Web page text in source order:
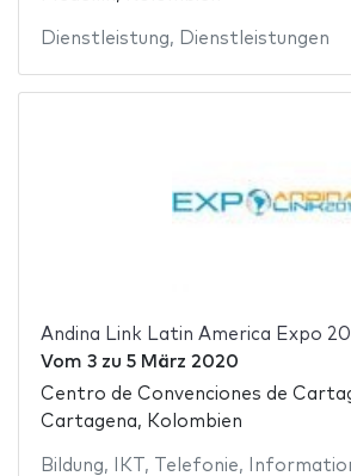
Dienstleistung, Dienstleistungen
Andina Link Latin America Expo
Vom 3zu 5 März 2020
Centro de Convenciones de
Cartagena, Kolombien
Bildung, IKT , Telefonie,